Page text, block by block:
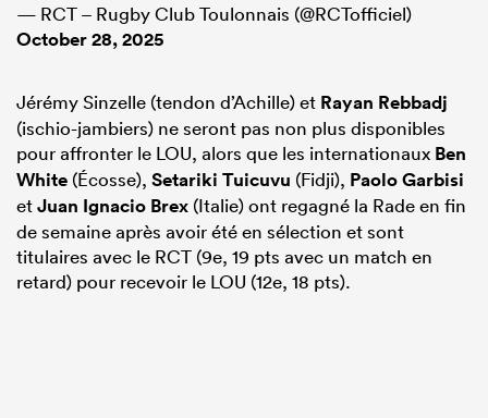
— RCT – Rugby Club Toulonnais (@RCTofficiel)
October 28, 2025
Jérémy Sinzelle (tendon d’Achille) et Rayan Rebbadj
(ischio-jambiers) ne seront pas non plus disponibles
pour affronter le LOU, alors que les internationaux Ben
White (Écosse), Setariki Tuicuvu (Fidji), Paolo Garbisi
etJuan Ignacio Brex (Italie) ont regagné la Rade en fin
de semaine après avoir été en sélection et sont
titulaires avec le RCT (9e, 19 pts avec un match en
retard) pour recevoir le LOU (12e, 18 pts).